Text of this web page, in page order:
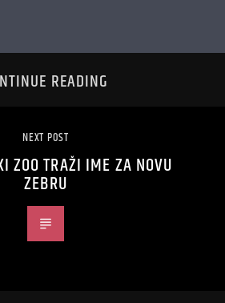
READING
NEXT POST
ZOO TRAŽI IME ZA NOVU
ZEBRU